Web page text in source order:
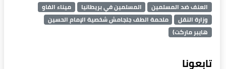
العنف ضد المسلمين المسلمين في بريطانيا
ميناء الفاو
وزارة النقل
ملحمة الطف جلجامش شخصية الإمام الحسين
هايبر ماركت)
تابعونا